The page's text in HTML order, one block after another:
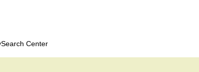
Center